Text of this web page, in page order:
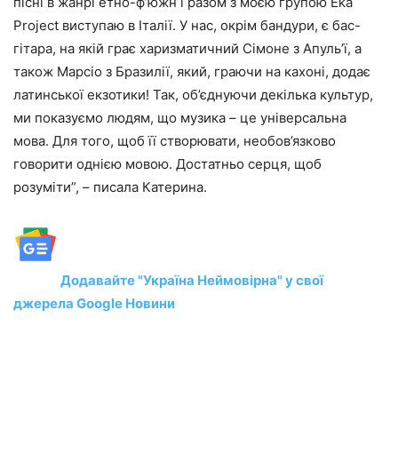
Project виступаю в Італії. У нас, окрім бандури, є бас-
гітара, на якій грає харизматичний Сімоне з Апуль’ї, а
також Марсіо з Бразилії, який, граючи на кахоні, додає
латинської екзотики! Так, об’єднуючи декілька культур,
ми показуємо людям, що музика – це універсальна
мова. Для того, щоб її створювати, необов’язково
говорити однією мовою. Достатньо серця, щоб
розуміти”, – писала Катерина.
Додавайте "Україна Неймовірна" у свої
джерела Google Новини